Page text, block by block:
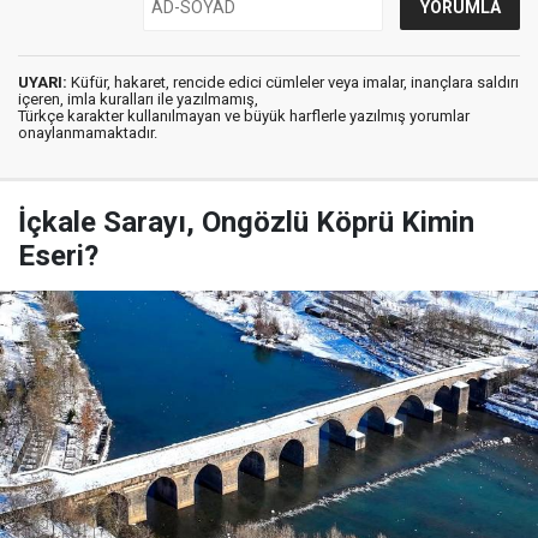
UYARI: Küfür, hakaret, rencide edici cümleler veya imalar, inançlara saldırı
içeren, imla kuralları ile yazılmamış,
Türkçe karakter kullanılmayan ve büyük harflerle yazılmış yorumlar
onaylanmamaktadır.
İçkale Sarayı, Ongözlü Köprü Kimin
Eseri?